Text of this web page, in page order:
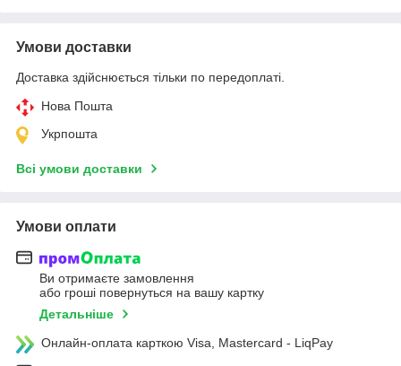
Умови доставки
Доставка здійснюється тільки по передоплаті.
Нова Пошта
Укрпошта
Всі умови доставки
Умови оплати
Ви отримаєте замовлення
або гроші повернуться на вашу картку
Детальніше
Онлайн-оплата карткою Visa, Mastercard - LiqPay